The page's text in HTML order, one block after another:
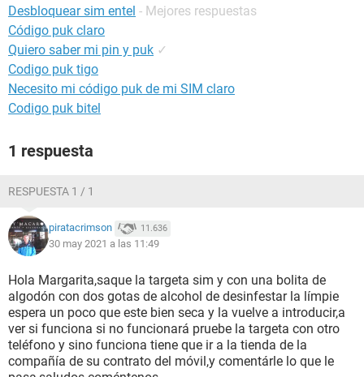
Desbloquear sim entel - Mejores respuestas
Código puk claro
Quiero saber mi pin y puk ✓
Codigo puk tigo
Necesito mi código puk de mi SIM claro
Codigo puk bitel
1 respuesta
RESPUESTA 1 / 1
piratacrimson 11.636
30 may 2021 a las 11:49
Hola Margarita,saque la targeta sim y con una bolita de
algodón con dos gotas de alcohol de desinfestar la límpie
espera un poco que este bien seca y la vuelve a introducir,a
ver si funciona si no funcionará pruebe la targeta con otro
teléfono y sino funciona tiene que ir a la tienda de la
compañía de su contrato del móvil,y comentárle lo que le